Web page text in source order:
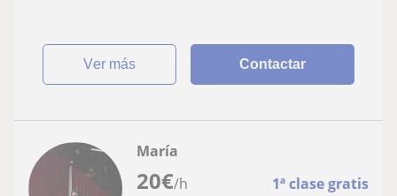
ver más Contactar
20€/h 1ª clase gratis
María